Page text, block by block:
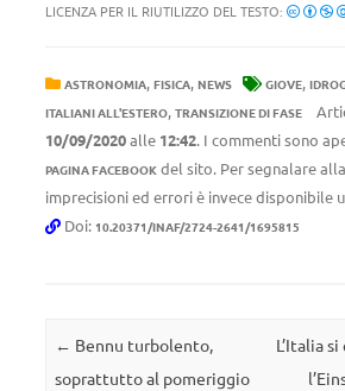
LICENZA PER IL RIUTILIZZO DEL TESTO:
ASTRONOMIA, FISICA, NEWS GIOVE,
ITALIANI ALL'ESTERO, TRANSIZIONE DI FASE
10/09/2020alle 12:42. I commenti sono
PAGINA FACEBOOK del sito. Per segnalare
imprecisioni ed errori è invece disponibile
Doi: 10.20371/INAF/2724-2641/1695815
Navigazione articolo
← Bennu turbolento,
soprattutto al pomeriggio
L’Italia